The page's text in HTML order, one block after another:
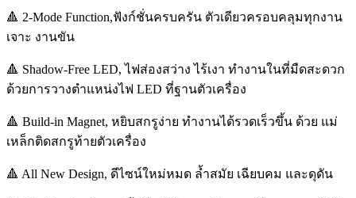
🔺 2-Mode Function,ฟังก์ชั่นครบครัน ตัวเดียวครอบคลุมทุกงาน
เจาะ งานขัน
🔺 Shadow-Free LED, ไฟส่องสว่าง ไร้เงา ทำงานในที่มืดสะดวก
ด้วยการวางตำแหน่งไฟ LED ที่ฐานตัวเครื่อง
🔺 Build-in Magnet, หยิบสกรูง่าย ทำงานได้รวดเร็วขึ้น ด้วย แม่
เหล็กติดสกรูท้ายตัวเครื่อง
🔺 All New Design, ดีไซน์ใหม่หมด ล้ำสมัย เฉียบคม และดุดัน